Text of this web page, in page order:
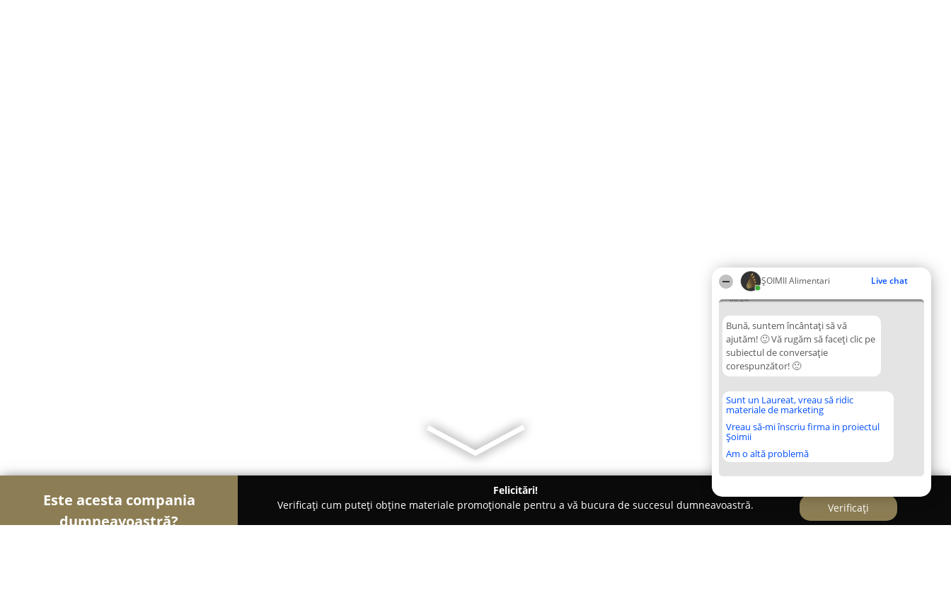
ŞOIMII Alimentari Live chat
08:24
Bună, suntem încântați să vă
ajutăm! 🙂 Vă rugăm să faceți clic pe
subiectul de conversație
corespunzător! 🙂
Sunt un Laureat, vreau să ridic
materiale de marketing
Vreau să-mi înscriu firma in proiectul
Șoimii
Am o altă problemă
Este acesta compania
dumneavoastră?
Felicitări!
Verificați cum puteți obține materiale promoționale pentru a vă bucura de succesul dumneavoastră.
Verificați